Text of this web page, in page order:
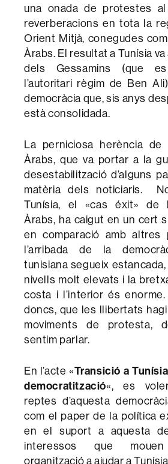
una onada de protestes
reverberacions en tota la
Orient Mitjà, conegudes
Àrabs. El resultat a Tunísia
dels Gessamins (que
l’autoritari règim de Ben
democràcia que, sis anys
està consolidada.
La perniciosa herència de
Àrabs, que va portar a la
desestabilització d’alguns
matèria dels noticiaris.
Tunísia, el «cas éxit» de
Àrabs, ha caigut en un cert
en comparació amb altres
l’arribada de la
tunisiana segueix estancada,
nivells molt elevats i la
costa i l’interior és
doncs, que les llibertats
moviments de protesta,
sentim parlar.
En l’acte «Transició a
democratització«, es
reptes d’aquesta
com el paper de la política
en el suport a aquesta
interessos que
organització a ajudar a